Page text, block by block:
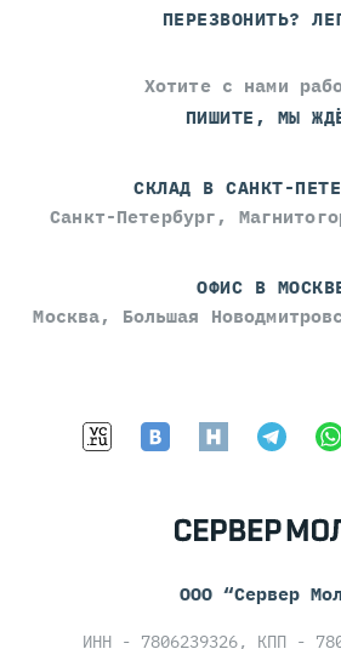
ПЕРЕЗВОНИТЬ?
Хотите с нами
ПИШИТЕ, МЫ
СКЛАД В САНКТ-
Санкт-Петербург,
ОФИС В
Москва, Большая
ООО “Сервер
ИНН - 7806239326, КПП -